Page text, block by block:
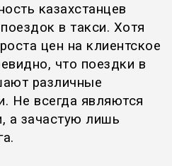
казахстанцев
в такси. Хотя
цен на клиентское
что поездки в
различные
Не всегда являются
а зачастую лишь